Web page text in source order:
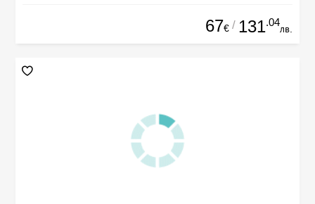
67€ / 131.04
лв.